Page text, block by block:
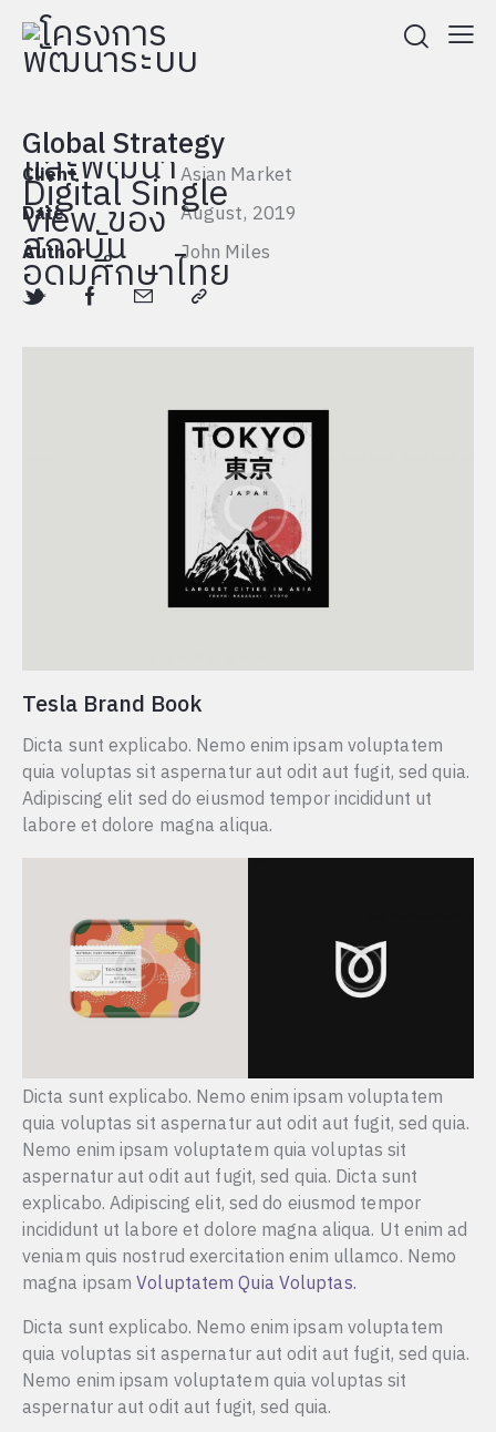
Global Strategy
Client
Asian Market
Date
August, 2019
Author
John Miles
Tesla Brand Book
Dicta sunt explicabo. Nemo enim ipsam voluptatem
quia voluptas sit aspernatur aut odit aut fugit, sed quia.
Adipiscing elit sed do eiusmod tempor incididunt ut
labore et dolore magna aliqua.
Dicta sunt explicabo. Nemo enim ipsam voluptatem
quia voluptas sit aspernatur aut odit aut fugit, sed quia.
Nemo enim ipsam voluptatem quia voluptas sit
aspernatur aut odit aut fugit, sed quia. Dicta sunt
explicabo. Adipiscing elit, sed do eiusmod tempor
incididunt ut labore et dolore magna aliqua. Ut enim ad
veniam quis nostrud exercitation enim ullamco. Nemo
magna ipsamVoluptatem Quia Voluptas.
Dicta sunt explicabo. Nemo enim ipsam voluptatem
quia voluptas sit aspernatur aut odit aut fugit, sed quia.
Nemo enim ipsam voluptatem quia voluptas sit
aspernatur aut odit aut fugit, sed quia.